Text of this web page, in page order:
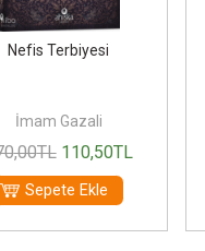
Nefis Terbiyesi
İmam Gazali
,00TL 110,50TL
Sepete Ekle